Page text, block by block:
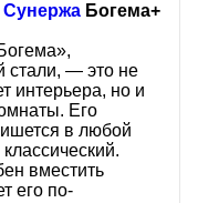
Сунержа Богема+
стали, — это не
интерьера, но и
Его
в любой
вместить
его по-